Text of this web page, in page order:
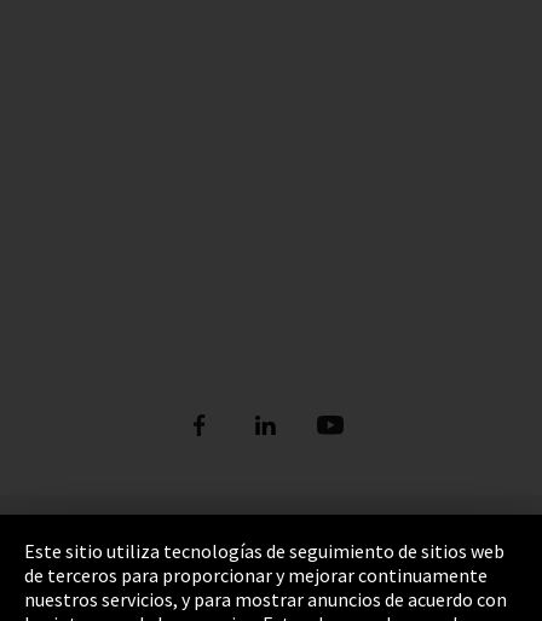
Pie de imprenta
Política de privacidad
Este sitio utiliza tecnologías de seguimiento de sitios web
de terceros para proporcionar y mejorar continuamente
nuestros servicios, y para mostrar anuncios de acuerdo con